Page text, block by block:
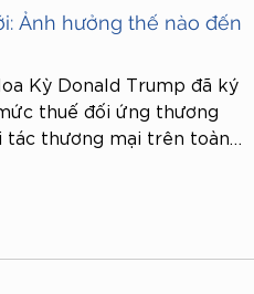
Ảnh hưởng thế nào đến
Kỳ Donald Trump đã ký
thuế đối ứng thương
tác thương mại trên toàn